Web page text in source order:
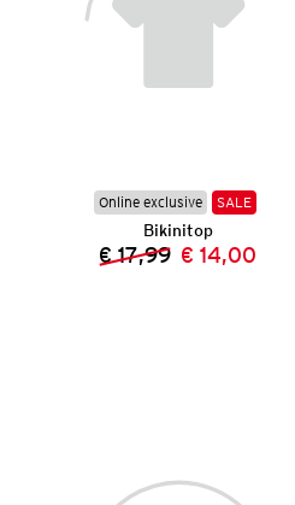
Online exclusive SALE
Bikinitop
Vorige prijs:
€ 17,99 Nieuwe prijs:
€ 14,00